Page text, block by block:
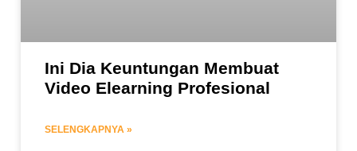
Ini Dia Keuntungan Membuat
Video Elearning Profesional
SELENGKAPNYA »